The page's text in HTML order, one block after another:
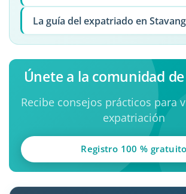
La guía del expatriado en
Únete a la comunidad
Recibe consejos prácticos para
expatriación
Registro 100 % gratuito